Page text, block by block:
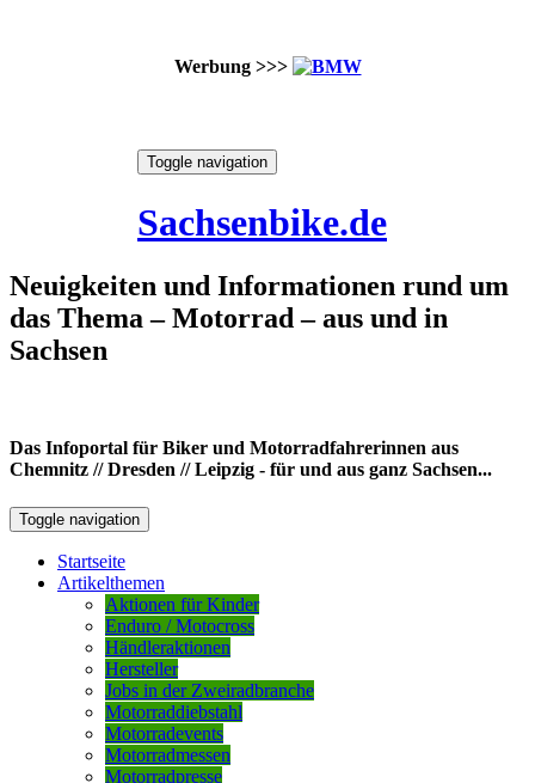
Werbung >>>
Toggle navigation
Sachsenbike.de
Neuigkeiten und Informationen rund um
das Thema – Motorrad – aus und in
Sachsen
Das Infoportal für Biker und Motorradfahrerinnen aus
Chemnitz // Dresden // Leipzig - für und aus ganz Sachsen...
Toggle navigation
Startseite
Artikelthemen
Aktionen für Kinder
Enduro / Motocross
Händleraktionen
Hersteller
Jobs in der Zweiradbranche
Motorraddiebstahl
Motorradevents
Motorradmessen
Motorradpresse